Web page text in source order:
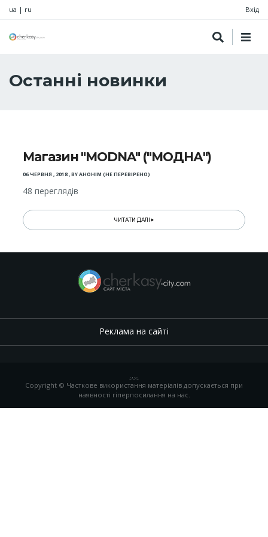
ua | ru Вхід
Останні новинки
Магазин "MODNA" ("МОДНА")
06 ЧЕРВНЯ , 2018,BYАНОНІМ (НЕ ПЕРЕВІРЕНО)
48 переглядів
ЧИТАТИ ДАЛІ
Реклама на сайті
, ,
Copyright © Часткове використання матеріалів допускається при
наявності гіперпосилання на нас.